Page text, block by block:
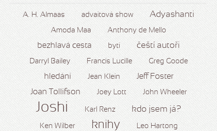
A. H. Almaas advaitová show Adyashanti
Amoda Maa Anthony de Mello
bezhlavá cesta bytí čeští autoři
Darryl Bailey Francis Lucille Greg Goode
hledání Jean Klein Jeff Foster
Joan Tollifson Joey Lott John Wheeler
Joshi Karl Renz kdo jsem já?
Ken Wilber knihy Leo Hartong